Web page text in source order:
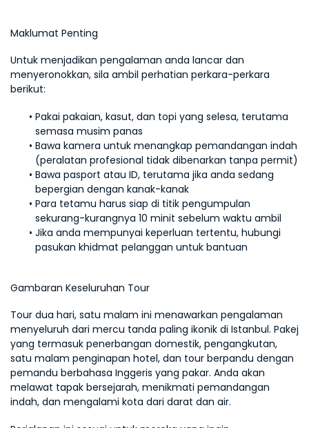
Maklumat Penting
Untuk menjadikan pengalaman anda lancar dan
menyeronokkan, sila ambil perhatian perkara-perkara
berikut:
Pakai pakaian, kasut, dan topi yang selesa, terutama
semasa musim panas
Bawa kamera untuk menangkap pemandangan indah
(peralatan profesional tidak dibenarkan tanpa permit)
Bawa pasport atau ID, terutama jika anda sedang
bepergian dengan kanak-kanak
Para tetamu harus siap di titik pengumpulan
sekurang-kurangnya 10 minit sebelum waktu ambil
Jika anda mempunyai keperluan tertentu, hubungi
pasukan khidmat pelanggan untuk bantuan
Gambaran Keseluruhan Tour
Tour dua hari, satu malam ini menawarkan pengalaman
menyeluruh dari mercu tanda paling ikonik di Istanbul. Pakej
yang termasuk penerbangan domestik, pengangkutan,
satu malam penginapan hotel, dan tour berpandu dengan
pemandu berbahasa Inggeris yang pakar. Anda akan
melawat tapak bersejarah, menikmati pemandangan
indah, dan mengalami kota dari darat dan air.